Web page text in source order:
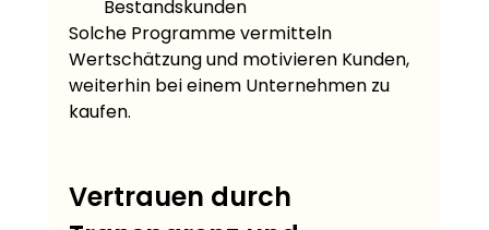
Bestandskunden
Solche Programme vermitteln
Wertschätzung und motivieren Kunden,
weiterhin bei einem Unternehmen zu
kaufen.
Vertrauen durch